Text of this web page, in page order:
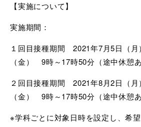
【実施について】
実施期間：
１回目接種期間 2021年7月5日（月
（金） 9時～17時50分（途中休憩あ
２回目接種期間 2021年8月2日（月
（金） 9時～17時50分（途中休憩あ
※学科ごとに対象日時を設定し、希望